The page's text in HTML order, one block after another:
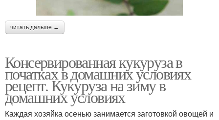
читать дальше →
Консервированная кукуруза в
початках в домашних условиях
рецепт. Кукуруза на зиму в
домашних условиях
Каждая хозяйка осенью занимается заготовкой овощей и